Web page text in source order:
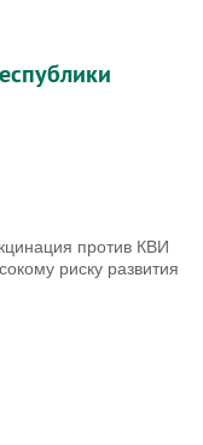
против КВИ
риску развития